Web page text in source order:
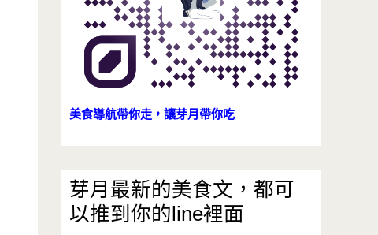
美食導航帶你走，讓芽月帶你吃
芽月最新的美食文，都可
以推到你的line裡面